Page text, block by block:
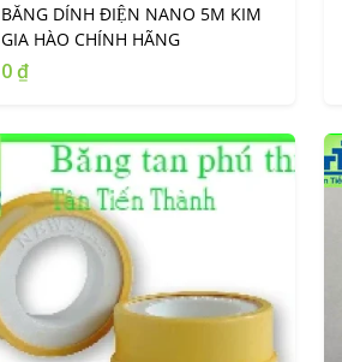
BĂNG DÍNH ĐIỆN NANO 5M KIM
GIA HÀO CHÍNH HÃNG
0 ₫